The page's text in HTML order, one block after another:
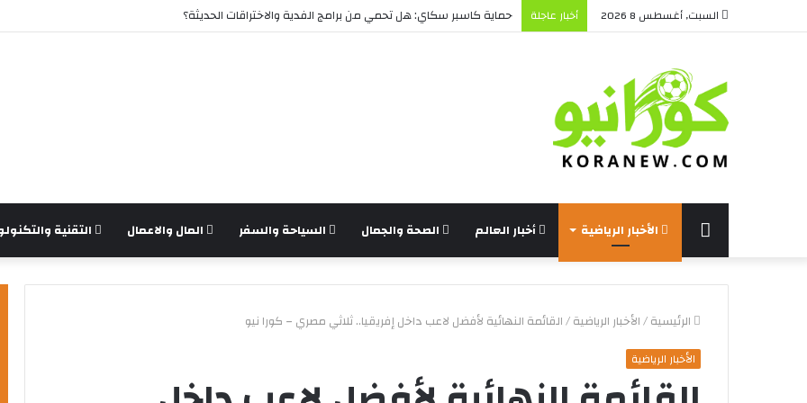
السبت, أغسطس 8 2026 أخبار عاجلة حماية كاسبر سكاي: هل تحمي من برامج الفدية والاختراقات الحديثة؟
الرئيسة الأخبار الرياضية أخبار العالم الصحة والجمال السياحة والسفر المال والاعمال التقنية
الرئيسية/الأخبار الرياضية/القائمة النهائية لأفضل لاعب داخل إفريقيا.. ثلاثي مصري – كورا نيو
الأخبار الرياضية